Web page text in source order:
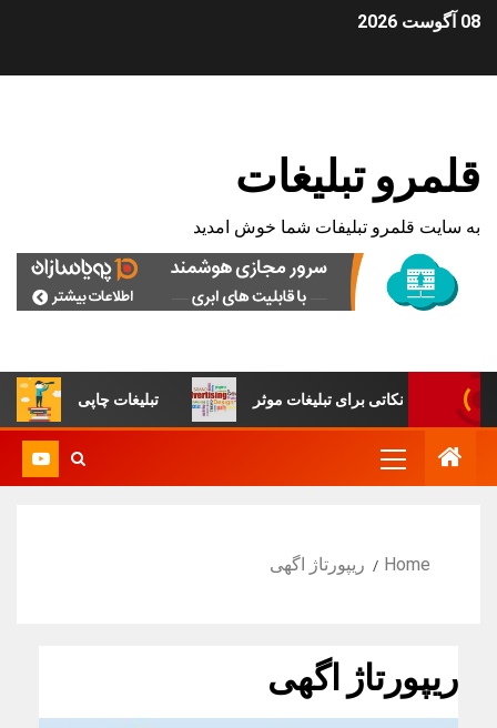
08 آگوست 2026
قلمرو تبلیغات
به سایت قلمرو تبلیفات شما خوش امدید
تبلیغات چاپی نکاتی برای تبلیغات موثر
Home ریپورتاژ اگهی
ریپورتاژ اگهی